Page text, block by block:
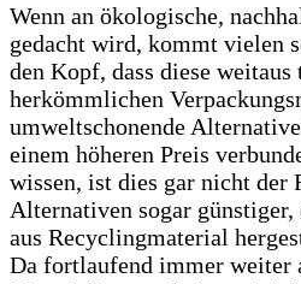
Wenn an ökologische,
gedacht wird, kommt vielen
den Kopf, dass diese weitaus
herkömmlichen
umweltschonende
einem höheren Preis
wissen, ist dies gar nicht der
Alternativen sogar
aus Recyclingmaterial
Da fortlaufend immer weiter